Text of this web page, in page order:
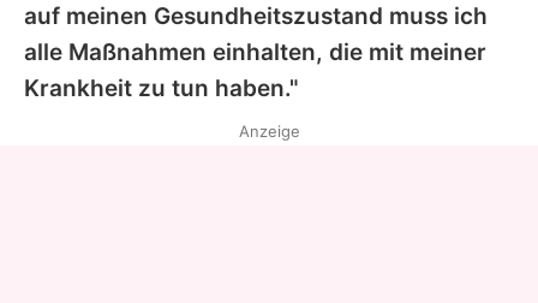
auf meinen Gesundheitszustand muss ich
alle Maßnahmen einhalten, die mit meiner
Krankheit zu tun haben."
Anzeige